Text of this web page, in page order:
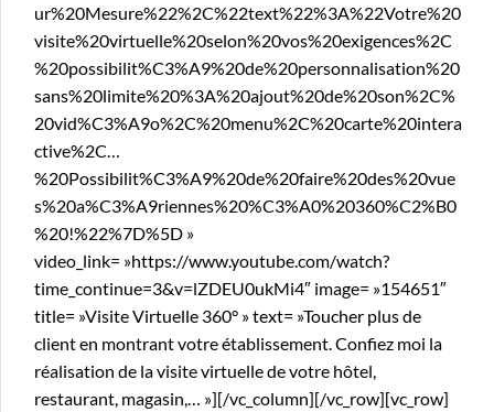
ur%20Mesure%22%2C%22text%22%3A%22Votre%20
visite%20virtuelle%20selon%20vos%20exigences%2C
%20possibilit%C3%A9%20de%20personnalisation%20
sans%20limite%20%3A%20ajout%20de%20son%2C%
20vid%C3%A9o%2C%20menu%2C%20carte%20intera
ctive%2C…
%20Possibilit%C3%A9%20de%20faire%20des%20vue
s%20a%C3%A9riennes%20%C3%A0%20360%C2%B0
%20!%22%7D%5D »
video_link= »https://www.youtube.com/watch?
time_continue=3&v=lZDEU0ukMi4″ image= »154651″
title= »Visite Virtuelle 360° » text= »Toucher plus de
client en montrant votre établissement. Confiez moi la
réalisation de la visite virtuelle de votre hôtel,
restaurant, magasin,… »][/vc_column][/vc_row][vc_row]